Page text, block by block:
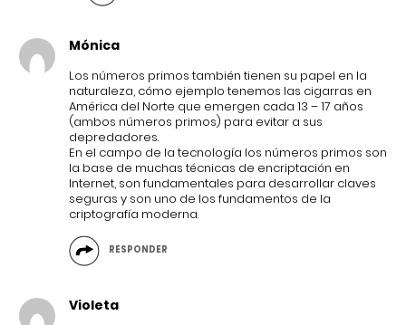
Mónica
Los números primos también tienen su papel en la
naturaleza, cómo ejemplo tenemos las cigarras en
América del Norte que emergen cada 13 – 17 años
(ambos números primos) para evitar a sus
depredadores.
En el campo de la tecnología los números primos son
la base de muchas técnicas de encriptación en
Internet, son fundamentales para desarrollar claves
seguras y son uno de los fundamentos de la
criptografía moderna.
RESPONDER
Violeta